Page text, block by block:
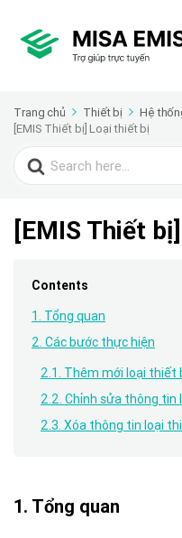
Trang chủ Thiết bị Hệ
[EMIS Thiết bị] Loại thiết bị
Search
for:
[EMIS Thiết
Contents
1. Tổng quan
2. Các bước thực hiện
2.1. Thêm mới loại thiết
2.2. Chỉnh sửa thông tin
2.3. Xóa thông tin loại
1. Tổng quan